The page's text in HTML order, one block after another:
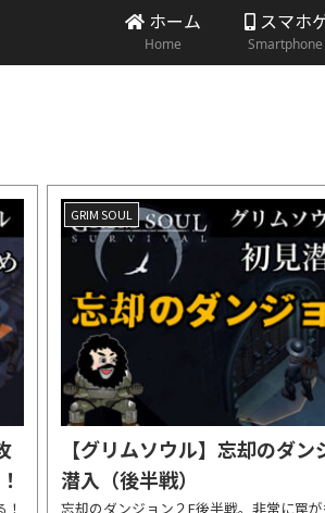
ホーム
Home
スマホ
GRIM SOUL
【グリムソウル】忘却のダ
潜入（後半戦）
忘却のダンジョン２F後半戦。非常に罠